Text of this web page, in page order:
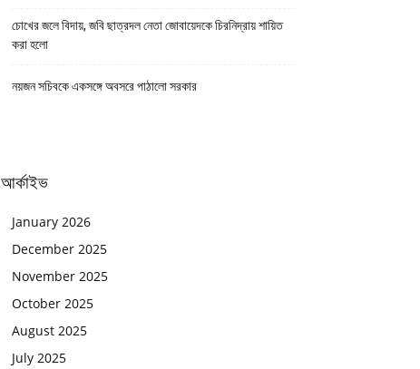
চোখের জলে বিদায়, জবি ছাত্রদল নেতা জোবায়েদকে চিরনিদ্রায় শায়িত
করা হলো
নয়জন সচিবকে একসঙ্গে অবসরে পাঠালো সরকার
আর্কাইভ
January 2026
December 2025
November 2025
October 2025
August 2025
July 2025